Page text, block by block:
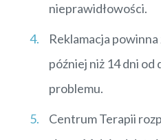
nieprawidłowości.
Reklamacja
później niż 14 dni
problemu.
Centrum Terapii